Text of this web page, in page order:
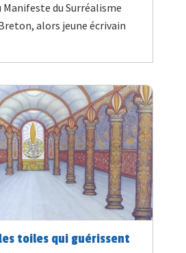
du Surréalisme
alors jeune écrivain
toiles qui guérissent